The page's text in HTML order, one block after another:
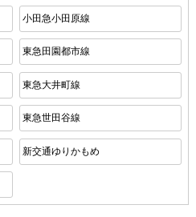
小田急小田原線
東急田園都市線
東急大井町線
東急世田谷線
新交通ゆりかもめ